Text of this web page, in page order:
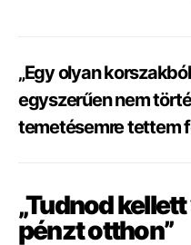
„Egy olyan
egyszerűen nem
temetésemre tettem
„Tudnod
pénzt otthon”